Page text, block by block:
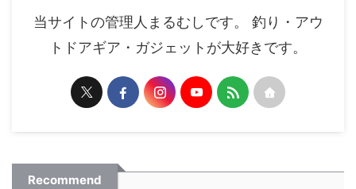
当サイトの管理人まるむしです。 釣り・アウ
トドアギア・ガジェットが大好きです。
Recommend